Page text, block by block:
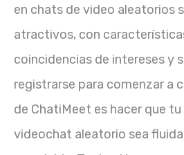
en chats de video aleatorios
atractivos, con
coincidencias de intereses y
registrarse para comenzar a
de ChatiMeet es hacer que
videochat aleatorio sea